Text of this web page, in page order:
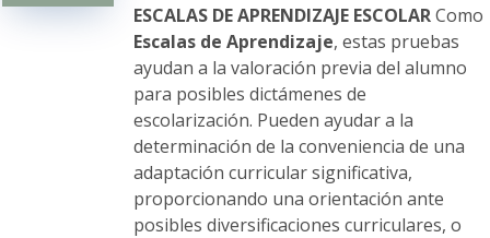
elegir
en
la
página
de
producto
ESCALAS DE APRENDIZAJE ESCOLARComo
Escalas de Aprendizaje, estas pruebas
ayudan a la valoración previa del alumno
para posibles dictámenes de
escolarización. Pueden ayudar a la
determinación de la conveniencia de una
adaptación curricular significativa,
proporcionando una orientación ante
posibles diversificaciones curriculares, o